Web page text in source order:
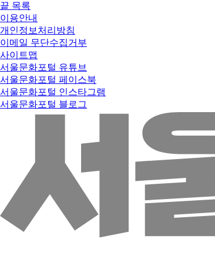
끝 목록
이용안내
개인정보처리방침
이메일 무단수집거부
사이트맵
서울문화포털 유튜브
서울문화포털 페이스북
서울문화포털 인스타그램
서울문화포털 블로그